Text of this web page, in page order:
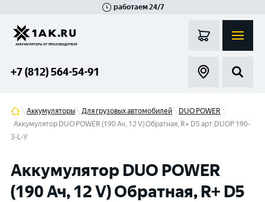
работаем 24/7
+7 (812) 564-54-91
Аккумуляторы Для грузовых автомобилей
DUO POWER
Аккумулятор DUO POWER (190 Ач, 12 V) Обратная, R+ D5 арт.DUOP 190-
З-L-У
Аккумулятор DUO POWER
(190 Ач, 12 V) Обратная, R+ D5
Гатчина